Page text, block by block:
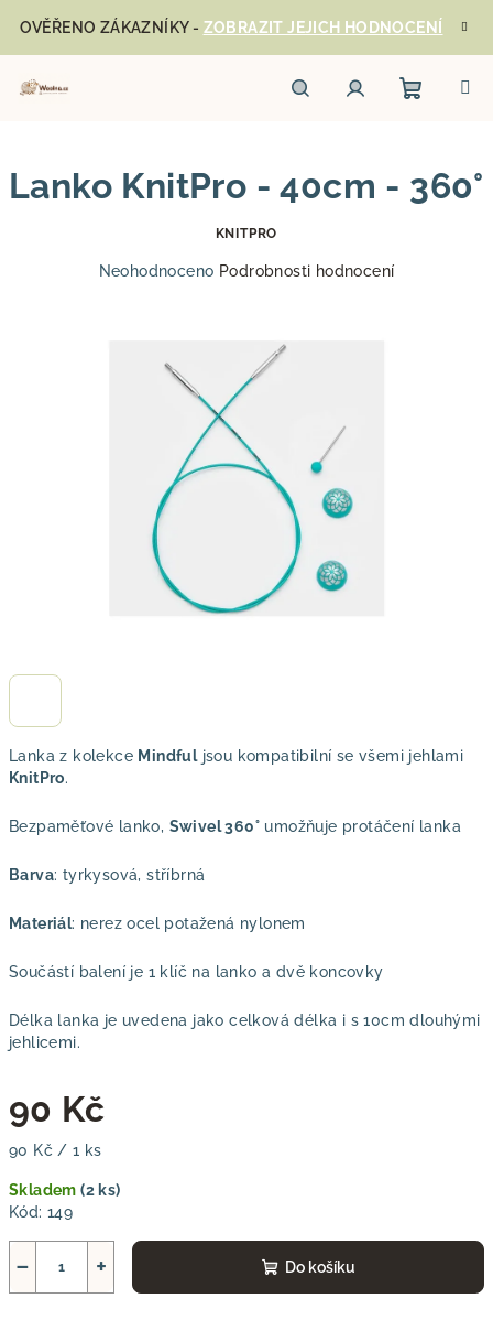
obsah
OVĚŘENO ZÁKAZNÍKY - ZOBRAZIT JEJICH HODNOCENÍ
košík
Lanka z kolekce Mindfuljsou kompatibilní se všemi jehlami
KnitPro.
Bezpaměťové lanko, Swivel 360° umožňuje protáčení lanka
Barva: tyrkysová, stříbrná
Materiál: nerez ocel potažená nylonem
Součástí balení je 1 klíč na lanko a dvě koncovky
Délka lanka je uvedena jako celková délka i s 10cm dlouhými
jehlicemi.
90 Kč
Měrná
90 Kč / 1 ks
Skladem(2 ks)
Kód: 149
+
− Do košíku
Lanko KnitPro - 40cm - 360°
KNITPRO
Průměrné
Neohodnoceno Podrobnosti hodnocení